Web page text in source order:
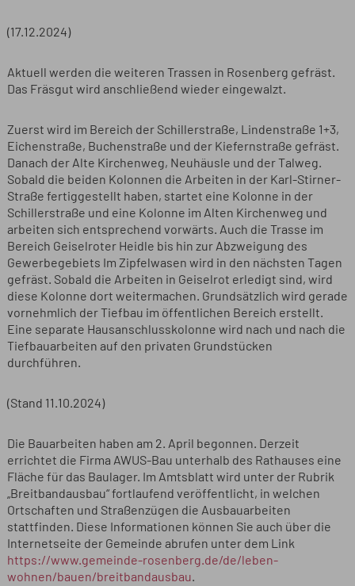
(17.12.2024)
Aktuell werden die weiteren Trassen in Rosenberg gefräst.
Das Fräsgut wird anschließend wieder eingewalzt.
Zuerst wird im Bereich der Schillerstraße, Lindenstraße 1+3,
Eichenstraße, Buchenstraße und der Kiefernstraße gefräst.
Danach der Alte Kirchenweg, Neuhäusle und der Talweg.
Sobald die beiden Kolonnen die Arbeiten in der Karl-Stirner-
Straße fertiggestellt haben, startet eine Kolonne in der
Schillerstraße und eine Kolonne im Alten Kirchenweg und
arbeiten sich entsprechend vorwärts. Auch die Trasse im
Bereich Geiselroter Heidle bis hin zur Abzweigung des
Gewerbegebiets Im Zipfelwasen wird in den nächsten Tagen
gefräst. Sobald die Arbeiten in Geiselrot erledigt sind, wird
diese Kolonne dort weitermachen. Grundsätzlich wird gerade
vornehmlich der Tiefbau im öffentlichen Bereich erstellt.
Eine separate Hausanschlusskolonne wird nach und nach die
Tiefbauarbeiten auf den privaten Grundstücken
durchführen.
(Stand 11.10.2024)
Die Bauarbeiten haben am 2. April begonnen. Derzeit
errichtet die Firma AWUS-Bau unterhalb des Rathauses eine
Fläche für das Baulager. Im Amtsblatt wird unter der Rubrik
„Breitbandausbau“ fortlaufend veröffentlicht, in welchen
Ortschaften und Straßenzügen die Ausbauarbeiten
stattfinden. Diese Informationen können Sie auch über die
Internetseite der Gemeinde abrufen unter dem Link
https://www.gemeinde-rosenberg.de/de/leben-
wohnen/bauen/breitbandausbau.